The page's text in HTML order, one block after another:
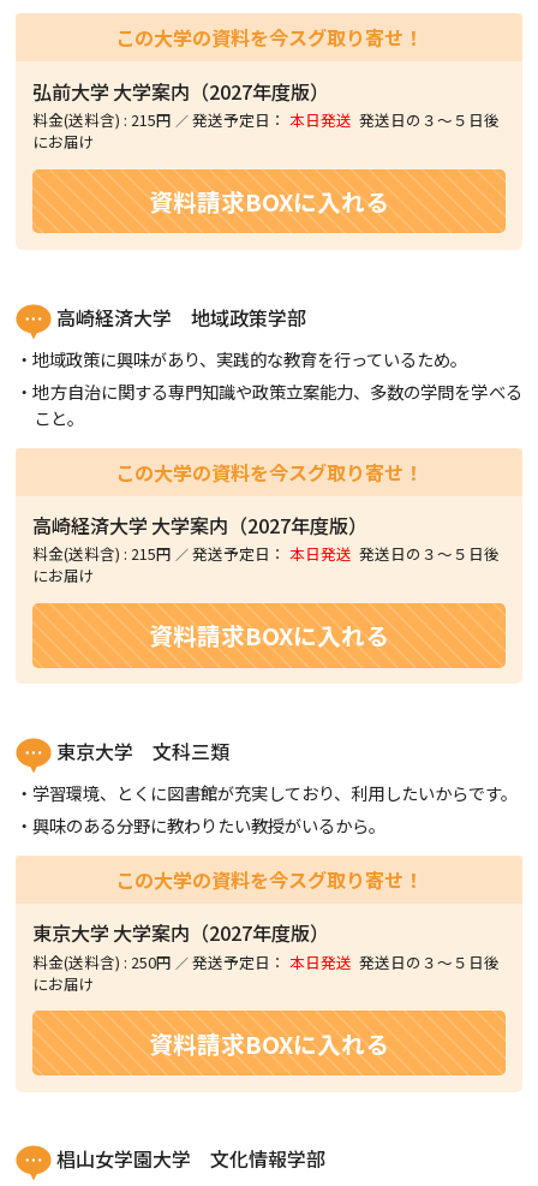
この大学の資料を今スグ取り寄せ！
弘前大学 大学案内（2027年度版）
料金(送料含) : 215円 発送予定日： 本日発送 発送日の３〜５日後
にお届け
資料請求BOXに入れる
高崎経済大学 地域政策学部
地域政策に興味があり、実践的な教育を行っているため。
地方自治に関する専門知識や政策立案能力、多数の学問を学べる
こと。
この大学の資料を今スグ取り寄せ！
高崎経済大学 大学案内（2027年度版）
料金(送料含) : 215円 発送予定日： 本日発送 発送日の３〜５日後
にお届け
資料請求BOXに入れる
東京大学 文科三類
学習環境、とくに図書館が充実しており、利用したいからです。
興味のある分野に教わりたい教授がいるから。
この大学の資料を今スグ取り寄せ！
東京大学 大学案内（2027年度版）
料金(送料含) : 250円 発送予定日： 本日発送 発送日の３〜５日後
にお届け
資料請求BOXに入れる
椙山女学園大学 文化情報学部